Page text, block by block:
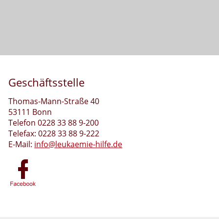
Geschäftsstelle
Thomas-Mann-Straße 40
53111 Bonn
Telefon 0228 33 88 9-200
Telefax: 0228 33 88 9-222
E-Mail: info@leukaemie-hilfe.de